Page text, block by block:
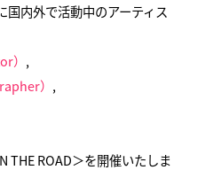
国内外で活動中のアーティス
） ,
） ,
THE ROAD＞を開催いたしま